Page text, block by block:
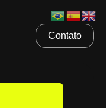
Contato